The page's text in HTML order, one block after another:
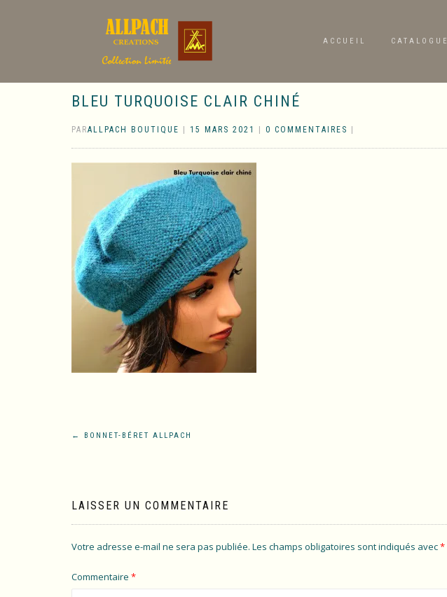
ACCUEIL CATALOGUE
BLEU TURQUOISE CLAIR CHINÉ
PARALLPACH BOUTIQUE 15 MARS 2021 0 COMMENTAIRES
Navigation
l’article
← BONNET-BÉRET ALLPACH
LAISSER UN COMMENTAIRE
Votre adresse e-mail ne sera pas publiée. Les champs obligatoires sont indiqués avec*
Commentaire *